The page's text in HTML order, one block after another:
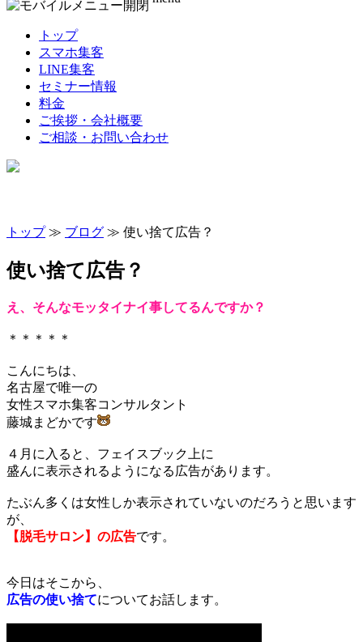
トップ
スマホ集客
LINE集客
セミナー情報
料金
ご挨拶・会社概要
ご相談・お問い合わせ
トップ≫ ブログ ≫ 使い捨て広告？
使い捨て広告？
え、そんなモッタイナイ事してるんですか？
＊＊＊＊＊
こんにちは、
名古屋で唯一の
女性スマホ集客コンサルタント
藤城まどかです
４月に入ると、フェイスブック上に
盛んに表示されるようになる広告があります。
たぶん多くは女性しか表示されていないのだろうと思います
が、
【脱毛サロン】の広告です。
今日はそこから、
広告の使い捨てについてお話します。